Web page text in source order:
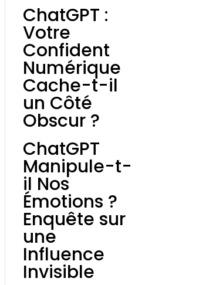
ChatGPT :
Votre
Confident
Numérique
Cache-t-il
un Côté
Obscur ?
ChatGPT
Manipule-t-
il Nos
Émotions ?
Enquête sur
une
Influence
Invisible